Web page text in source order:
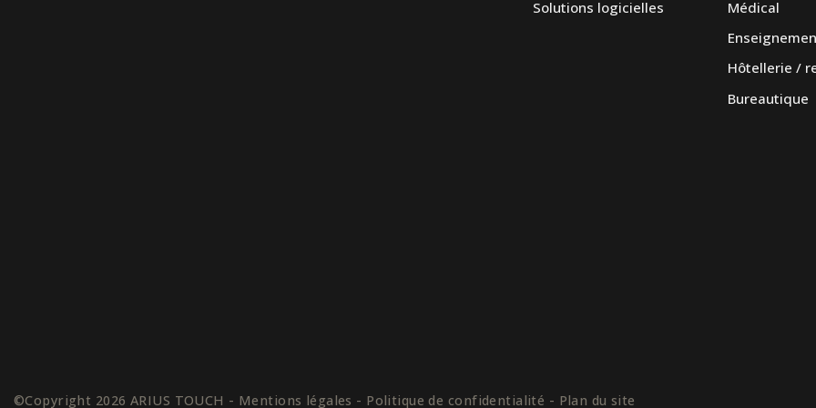
Solutions logicielles
Médical
Hôtellerie /
Bureautique
©Copyright 2026 ARIUS TOUCH - Mentions légales - Politique de confidentialité - Plan du site